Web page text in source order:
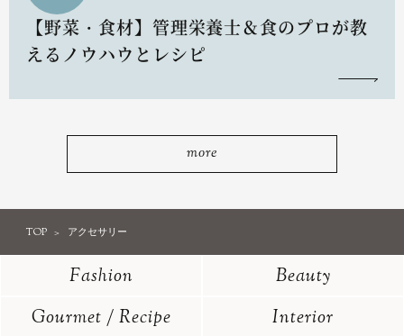
【野菜・食材】管理栄養士＆食のプロが教
えるノウハウとレシピ
more
TOP アクセサリー
Fashion
Beauty
Gourmet / Recipe
Interior